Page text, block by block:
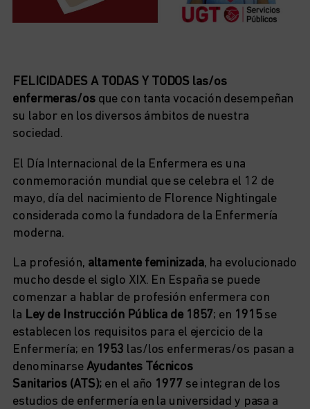
FELICIDADES A TODAS Y TODOS las/os
enfermeras/osque con tanta vocación desempeñan
su labor en los diversos ámbitos de nuestra
sociedad.
El Día Internacional de la Enfermera es una
conmemoración mundial que se celebra el 12 de
mayo, día del nacimiento de Florence Nightingale
considerada como la fundadora de la Enfermería
moderna.
La profesión, altamente feminizada, ha evolucionado
mucho desde el siglo XIX. En España se puede
comenzar a hablar de profesión enfermera con
la Ley de Instrucción Pública de 1857; en 1915se
establecen los requisitos para el ejercicio de la
Enfermería; en 1953 las/los enfermeras/os pasan a
denominarse Ayudantes Técnicos
Sanitarios (ATS); en el año 1977 se integran de los
estudios de enfermería en la universidad y pasa a